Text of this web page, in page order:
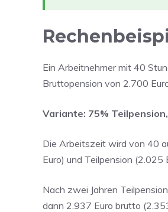
Ein Arbeitnehmer mit 40
Bruttopension von 2.700
Variante: 75%
Die Arbeitszeit wird von 40
Euro) und Teilpension
Nach zwei Jahren
dann 2.937 Euro brutto